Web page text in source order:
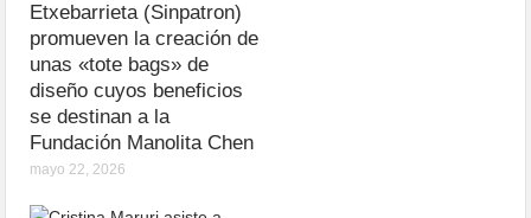
Etxebarrieta (Sinpatron)
promueven la creación de
unas «tote bags» de
diseño cuyos beneficios
se destinan a la
Fundación Manolita Chen
mayo 22, 2026